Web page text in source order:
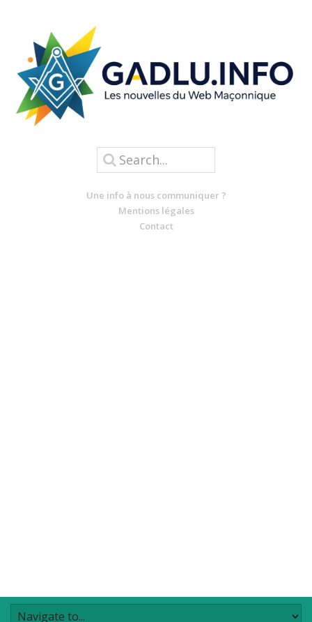
Une info à nous communiquer ?
Mentions légales
Contact